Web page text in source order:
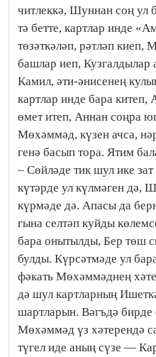
читлеккә, Шуннан соң ул
тә бетте, картлар инде
төзәткәләп, рәтләп киеп,
башлар иеп,
Камил, әти-әнисенең
картлар инде бара китеп,
өмет итеп, Аннан соңра
Мөхәммәд, күзен ачса,
генә басып тора. Ятим
– Сөйләде тик шул ике
күтәрде ул күлмәген дә,
күрмәде дә. Апасы да
гына селтәп куйды
бара онытылды, Бер төш
булды. Күрсәтмәде ул
фәкать Мөхәммәднең
дә шул картларның
шартларын. Вәгъдә
Мөхәммәд үз хәтерендә
түгел иде аның сүзе —